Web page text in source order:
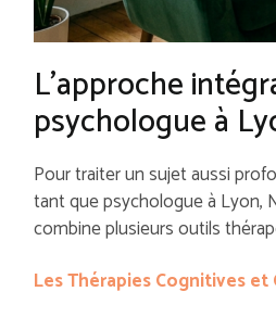
L’approche
psychologue à
Pour traiter un sujet aussi
tant que psychologue à Lyon,
combine plusieurs outils
Les Thérapies Cognitives